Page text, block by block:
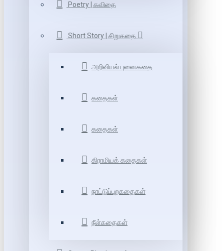
Poetry | கவிதை
Short Story | சிறுகதை
அறிவியல் புனைகதை
கதைகள்
கதைகள்
கிராமியக் கதைகள்
நாட்டுப்புறகதைகள்
நீள்கதைகள்